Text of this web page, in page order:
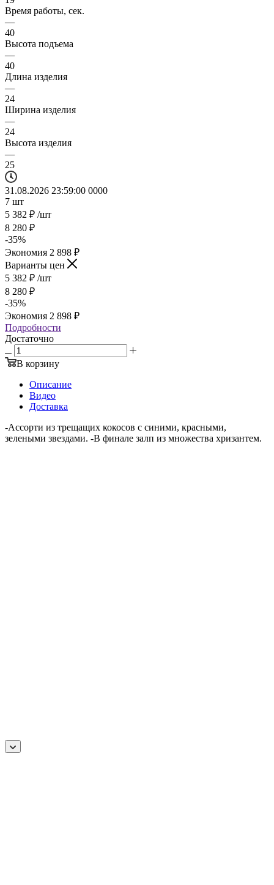
Время работы, сек.
—
40
Высота подъема
—
40
Длина изделия
—
24
Ширина изделия
—
24
Высота изделия
—
25
31.08.2026 23:59:00 0000
7 шт
5 382 ₽ /шт
8 280 ₽
-35%
Экономия 2 898 ₽
Варианты цен
5 382 ₽ /шт
8 280 ₽
-35%
Экономия 2 898 ₽
Подробности
Достаточно
В корзину
Описание
Видео
Доставка
-Ассорти из трещащих кокосов с синими, красными,
зелеными звездами. -В финале залп из множества хризантем.